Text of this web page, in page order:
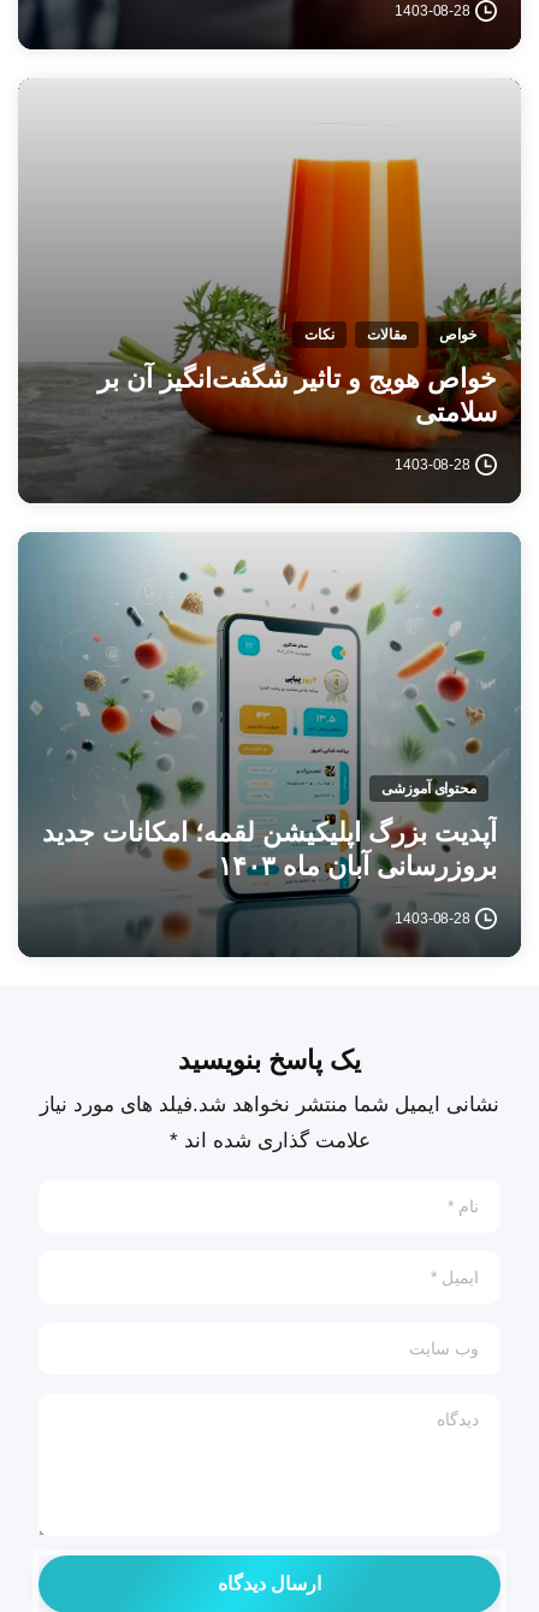
1403-08-28
خواص مقالات نکات
خواص هویج و تاثیر شگفت‌انگیز آن بر
سلامتی
1403-08-28
محتوای آموزشی
آپدیت بزرگ اپلیکیشن لقمه؛ امکانات جدید
بروزرسانی آبان ماه ۱۴۰۳
1403-08-28
یک پاسخ بنویسید
نشانی ایمیل شما منتشر نخواهد شد.فیلد های مورد نیاز
علامت گذاری شده اند *
*
ایمیل
وب سایت
دیدگاه